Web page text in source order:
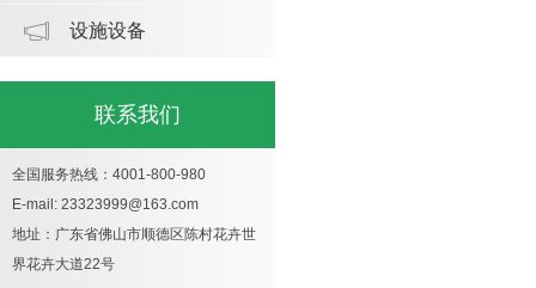
设施设备
联系我们
全国服务热线：4001-800-980
E-mail: 23323999@163.com
地址：广东省佛山市顺德区陈村花卉世
界花卉大道22号